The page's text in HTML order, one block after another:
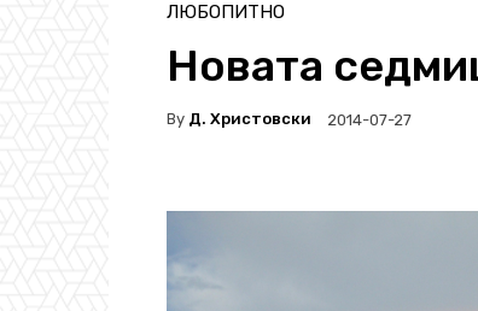
ЛЮБОПИТНО
Новата
By Д. Христовски 2014-07-27